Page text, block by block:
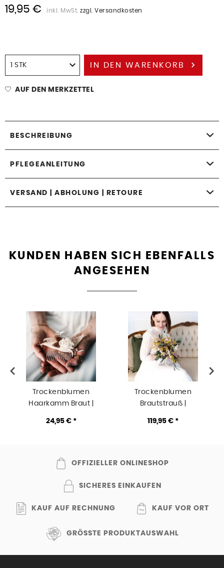
19,95 € inkl. MwSt. zzgl. Versandkosten
IN DEN WARENKORB
AUF DEN MERKZETTEL
BESCHREIBUNG
PFLEGEANLEITUNG
VERSAND | ABHOLUNG | RETOURE
KUNDEN HABEN SICH EBENFALLS
ANGESEHEN
Trockenblumen
Haarkamm Braut |
Rosenzauber | weiss-
24,95 € *
Trockenblumen
Brautstrauß |
gelb-grün
119,95 € *
OFFIZIELLER ONLINESHOP
SICHERES EINKAUFEN
KAUF AUF RECHNUNG KAUF VOR ORT
GRÖSSTE PRODUKTAUSWAHL